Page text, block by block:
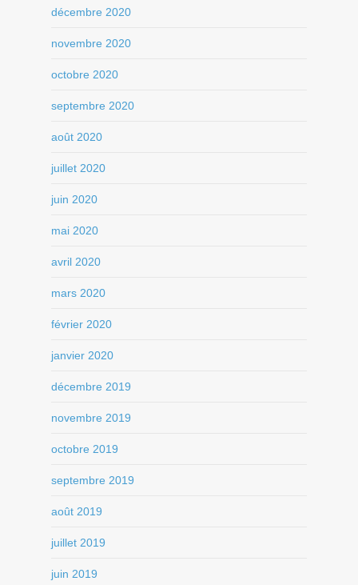
décembre 2020
novembre 2020
octobre 2020
septembre 2020
août 2020
juillet 2020
juin 2020
mai 2020
avril 2020
mars 2020
février 2020
janvier 2020
décembre 2019
novembre 2019
octobre 2019
septembre 2019
août 2019
juillet 2019
juin 2019